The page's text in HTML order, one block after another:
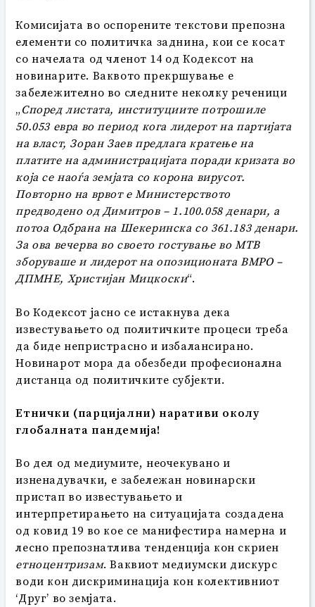
Комисијата во оспорените текстови препозна
елементи со политичка заднина, кои се косат
со начелата од членот 14 од Кодексот на
новинарите. Ваквото прекршување е
забележително во следните неколку реченици
„Според листата, институциите потрошиле
50.053 евра во период кога лидерот на партијата
на власт, Зоран Заев предлага кратење на
платите на администрацијата поради кризата во
која се наоѓа земјата со корона вирусот.
Повторно на врвот е Министерството
предводено од Димитров – 1.100.058 денари, а
потоа Одбрана на Шекеринска со 361.183 денари.
За ова вечерва во своето гостување во МТВ
зборуваше и лидерот на опозиционата ВМРО –
ДПМНЕ, Христијан Мицкоски“.
Во Кодексот јасно се истакнува дека
известувањето од политичките процеси треба
да биде непристрасно и избалансирано.
Новинарот мора да обезбеди професионална
дистанца од политичките субјекти.
Етнички (парцијални) наративи околу
глобалната пандемија!
Во дел од медиумите, неочекувано и
изненадувачки, е забележан новинарски
пристап во известувањето и
интерпретирањето на ситуацијата создадена
од ковид 19 во кое се манифестира намерна и
лесно препознатлива тенденција кон скриен
етноцентризам. Ваквиот медиумски дискурс
води кон дискриминација кон колективниот
‘Друг’ во земјата.